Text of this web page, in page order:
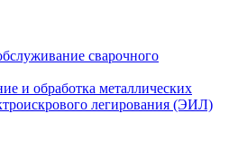
сварочного
и обработка металлических
легирования (ЭИЛ)